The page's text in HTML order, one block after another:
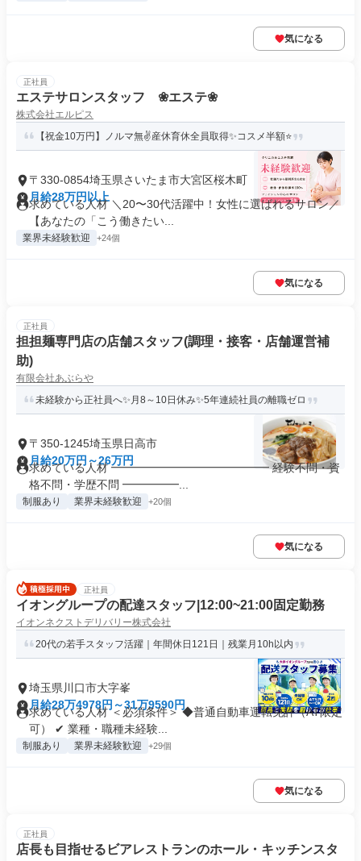
気になる
正社員
エステサロンスタッフ ❀エステ❀
株式会社エルピス
【祝金10万円】ノルマ無✌産休育休全員取得✨コスメ半額⭐️
〒330-0854埼玉県さいたま市大宮区桜木町
月給28万円以上
求めている人材 ＼20〜30代活躍中！女性に選ばれるサロン／
【あなたの「こう働きたい...
業界未経験歓迎 +24個
気になる
正社員
担担麺専門店の店舗スタッフ(調理・接客・店舗運営補
助)
有限会社あぶらや
未経験から正社員へ✨月8～10日休み✨5年連続社員の離職ゼロ
〒350-1245埼玉県日高市
月給20万円～26万円
求めている人材 ━━━━━━━━━━━━━━ 経験不問・資
格不問・学歴不問 ━━━━━...
制服あり 業界未経験歓迎 +20個
気になる
正社員
イオングループの配達スタッフ|12:00~21:00固定勤務
イオンネクストデリバリー株式会社
20代の若手スタッフ活躍｜年間休日121日｜残業月10h以内
埼玉県川口市大字峯
月給28万4978円～31万9590円
求めている人材 ＜必須条件＞ ◆普通自動車運転免許（AT限定
可） ✔ 業種・職種未経験...
制服あり 業界未経験歓迎 +29個
気になる
正社員
店長も目指せるビアレストランのホール・キッチンスタ